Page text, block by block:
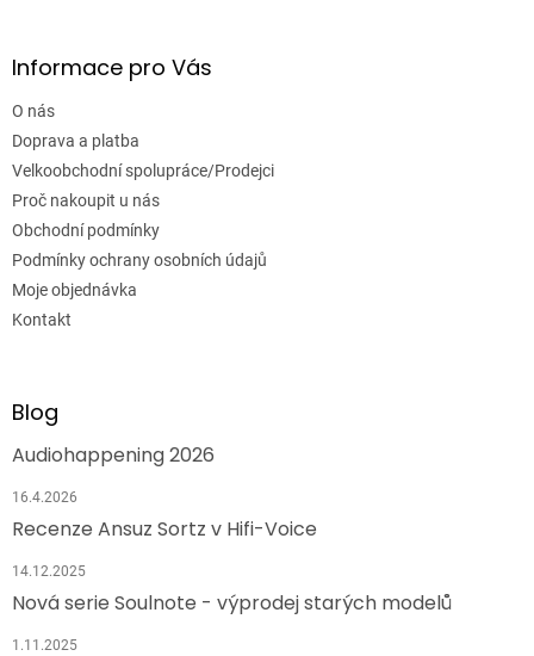
Informace pro Vás
O nás
Doprava a platba
Velkoobchodní spolupráce/Prodejci
Proč nakoupit u nás
Obchodní podmínky
Podmínky ochrany osobních údajů
Moje objednávka
Kontakt
Blog
Audiohappening 2026
16.4.2026
Recenze Ansuz Sortz v Hifi-Voice
14.12.2025
Nová serie Soulnote - výprodej starých modelů
1.11.2025